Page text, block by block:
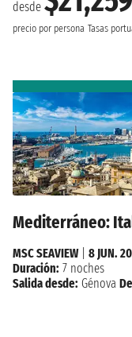
desde
precio por persona Tasas
Mediterráneo:
MSC SEAVIEW| 8 JUN.
Duración: 7 noches
Salida desde: Génova